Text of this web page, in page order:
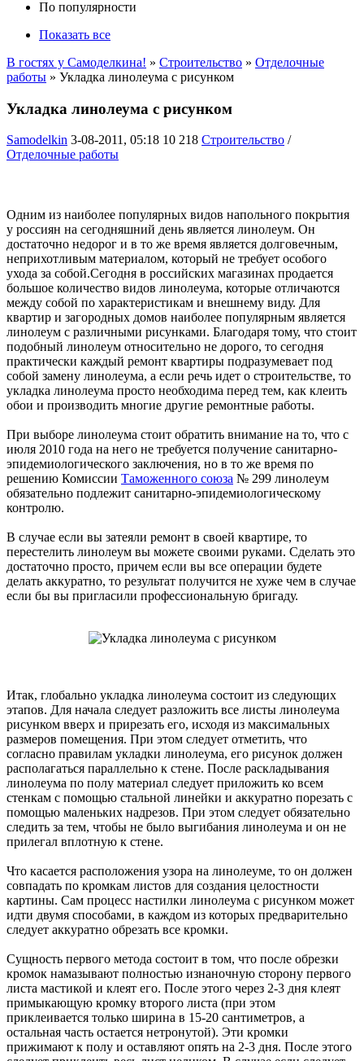
По популярности
Показать все
В гостях у Самоделкина! » Строительство » Отделочные
работы » Укладка линолеума с рисунком
Укладка линолеума с рисунком
Samodelkin 3-08-2011, 05:18 10 218 Строительство /
Отделочные работы
Одним из наиболее популярных видов напольного покрытия
у россиян на сегодняшний день является линолеум. Он
достаточно недорог и в то же время является долговечным,
неприхотливым материалом, который не требует особого
ухода за собой.Сегодня в российских магазинах продается
большое количество видов линолеума, которые отличаются
между собой по характеристикам и внешнему виду. Для
квартир и загородных домов наиболее популярным является
линолеум с различными рисунками. Благодаря тому, что стоит
подобный линолеум относительно не дорого, то сегодня
практически каждый ремонт квартиры подразумевает под
собой замену линолеума, а если речь идет о строительстве, то
укладка линолеума просто необходима перед тем, как клеить
обои и производить многие другие ремонтные работы.
При выборе линолеума стоит обратить внимание на то, что с
июля 2010 года на него не требуется получение санитарно-
эпидемиологического заключения, но в то же время по
решению Комиссии Таможенного союза № 299 линолеум
обязательно подлежит санитарно-эпидемиологическому
контролю.
В случае если вы затеяли ремонт в своей квартире, то
перестелить линолеум вы можете своими руками. Сделать это
достаточно просто, причем если вы все операции будете
делать аккуратно, то результат получится не хуже чем в случае
если бы вы пригласили профессиональную бригаду.
Итак, глобально укладка линолеума состоит из следующих
этапов. Для начала следует разложить все листы линолеума
рисунком вверх и прирезать его, исходя из максимальных
размеров помещения. При этом следует отметить, что
согласно правилам укладки линолеума, его рисунок должен
располагаться параллельно к стене. После раскладывания
линолеума по полу материал следует приложить ко всем
стенкам с помощью стальной линейки и аккуратно порезать с
помощью маленьких надрезов. При этом следует обязательно
следить за тем, чтобы не было выгибания линолеума и он не
прилегал вплотную к стене.
Что касается расположения узора на линолеуме, то он должен
совпадать по кромкам листов для создания целостности
картины. Сам процесс настилки линолеума с рисунком может
идти двумя способами, в каждом из которых предварительно
следует аккуратно обрезать все кромки.
Сущность первого метода состоит в том, что после обрезки
кромок намазывают полностью изнаночную сторону первого
листа мастикой и клеят его. После этого через 2-3 дня клеят
примыкающую кромку второго листа (при этом
приклеивается только ширина в 15-20 сантиметров, а
остальная часть остается нетронутой). Эти кромки
прижимают к полу и оставляют опять на 2-3 дня. После этого